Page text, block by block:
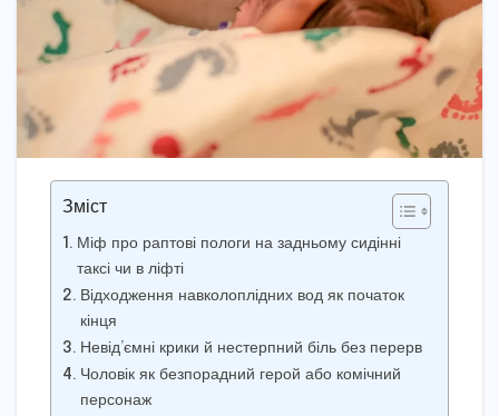
Зміст
Міф про раптові пологи на задньому сидінні
таксі чи в ліфті
Відходження навколоплідних вод як початок
кінця
Невід’ємні крики й нестерпний біль без перерв
Чоловік як безпорадний герой або комічний
персонаж